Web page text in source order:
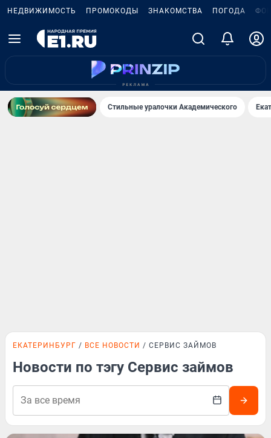
НЕДВИЖИМОСТЬ ПРОМОКОДЫ ЗНАКОМСТВА ПОГОДА
Стильные уралочки Академического
ЕКАТЕРИНБУРГ ВСЕ НОВОСТИ СЕРВИС ЗАЙМОВ
Новости по тэгу Сервис займов